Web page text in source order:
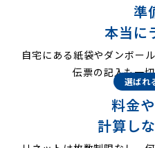
準
本当に
自宅にある紙袋やダンボー
伝票の記入も一
選ばれ
料金
計算し